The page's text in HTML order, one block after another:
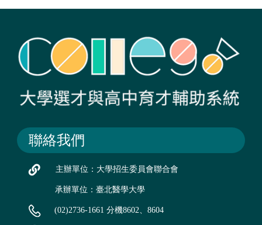
聯絡我們
主辦單位：大學招生委員會聯合會
承辦單位：臺北醫學大學
(02)2736-1661 分機8602、8604